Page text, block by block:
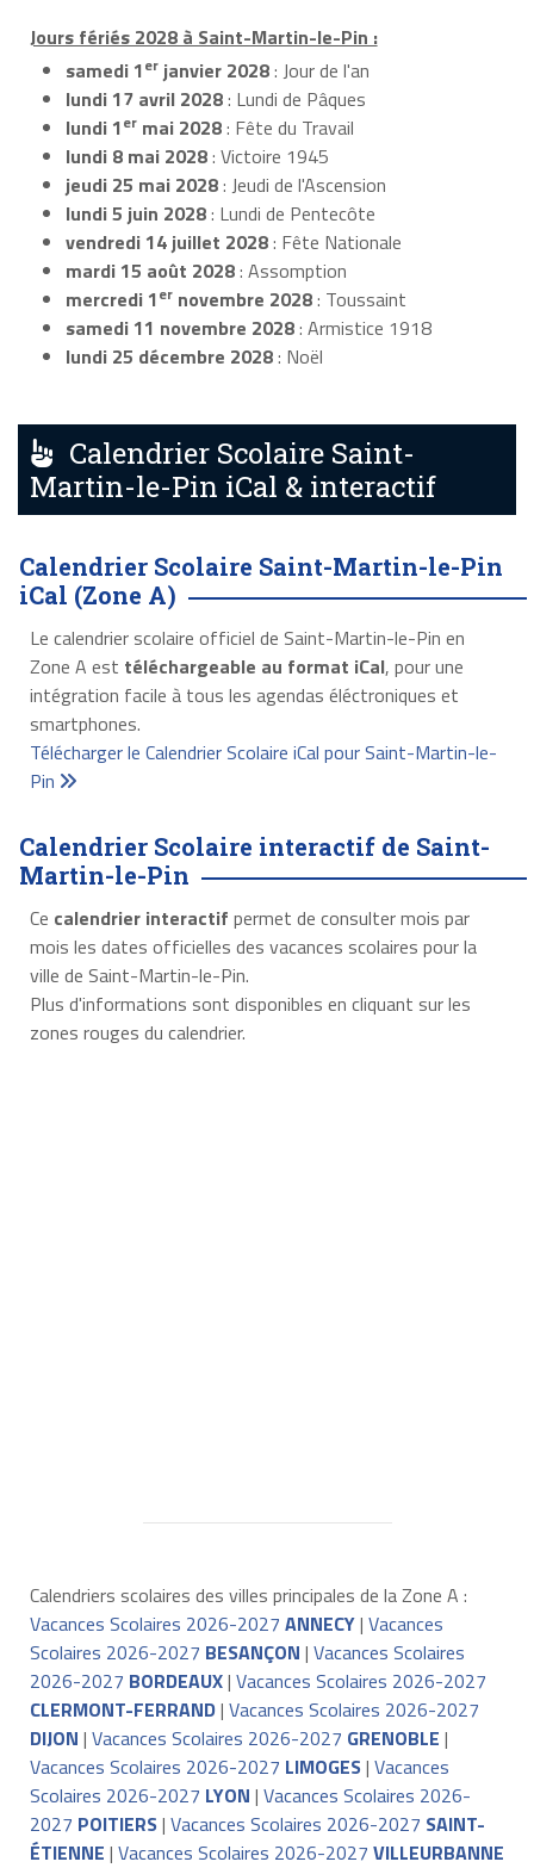
Jours fériés 2028 à Saint-Martin-le-Pin :
samedi 1er janvier 2028: Jour de l'an
lundi 17 avril 2028: Lundi de Pâques
lundi 1er mai 2028: Fête du Travail
lundi 8 mai 2028: Victoire 1945
jeudi 25 mai 2028: Jeudi de l'Ascension
lundi 5 juin 2028: Lundi de Pentecôte
vendredi 14 juillet 2028: Fête Nationale
mardi 15 août 2028: Assomption
mercredi 1er novembre 2028: Toussaint
samedi 11 novembre 2028: Armistice 1918
lundi 25 décembre 2028: Noël
Calendrier Scolaire Saint-
Martin-le-Pin iCal & interactif
Calendrier Scolaire Saint-Martin-le-Pin
iCal (Zone A)
Le calendrier scolaire officiel de Saint-Martin-le-Pin en
Zone A est téléchargeable au format iCal, pour une
intégration facile à tous les agendas éléctroniques et
smartphones.
Télécharger le Calendrier Scolaire iCal pour Saint-Martin-le-
Pin
Calendrier Scolaire interactif de Saint-
Martin-le-Pin
Ce calendrier interactif permet de consulter mois par
mois les dates officielles des vacances scolaires pour la
ville de Saint-Martin-le-Pin.
Plus d'informations sont disponibles en cliquant sur les
zones rouges du calendrier.
Calendriers scolaires des villes principales de la Zone A :
Vacances Scolaires 2026-2027 ANNECY| Vacances
Scolaires 2026-2027 BESANÇON | Vacances Scolaires
2026-2027 BORDEAUX| Vacances Scolaires 2026-2027
CLERMONT-FERRAND| Vacances Scolaires 2026-2027
DIJON | Vacances Scolaires 2026-2027 GRENOBLE |
Vacances Scolaires 2026-2027 LIMOGES| Vacances
Scolaires 2026-2027 LYON | Vacances Scolaires 2026-
2027 POITIERS| Vacances Scolaires 2026-2027 SAINT-
ÉTIENNE | Vacances Scolaires 2026-2027 VILLEURBANNE